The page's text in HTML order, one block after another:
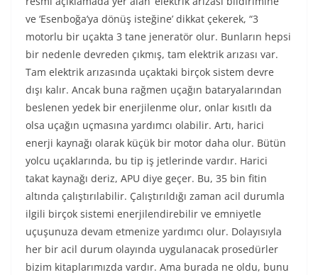
ve ‘Esenboğa’ya dönüş isteğine’ dikkat çekerek, “3
motorlu bir uçakta 3 tane jeneratör olur. Bunların hepsi
bir nedenle devreden çıkmış, tam elektrik arızası var.
Tam elektrik arızasında uçaktaki birçok sistem devre
dışı kalır. Ancak buna rağmen uçağın bataryalarından
beslenen yedek bir enerjilenme olur, onlar kısıtlı da
olsa uçağın uçmasına yardımcı olabilir. Artı, harici
enerji kaynağı olarak küçük bir motor daha olur. Bütün
yolcu uçaklarında, bu tip iş jetlerinde vardır. Harici
takat kaynağı deriz, APU diye geçer. Bu, 35 bin fitin
altında çalıştırılabilir. Çalıştırıldığı zaman acil durumla
ilgili birçok sistemi enerjilendirebilir ve emniyetle
uçuşunuza devam etmenize yardımcı olur. Dolayısıyla
her bir acil durum olayında uygulanacak prosedürler
bizim kitaplarımızda vardır. Ama burada ne oldu, bunu